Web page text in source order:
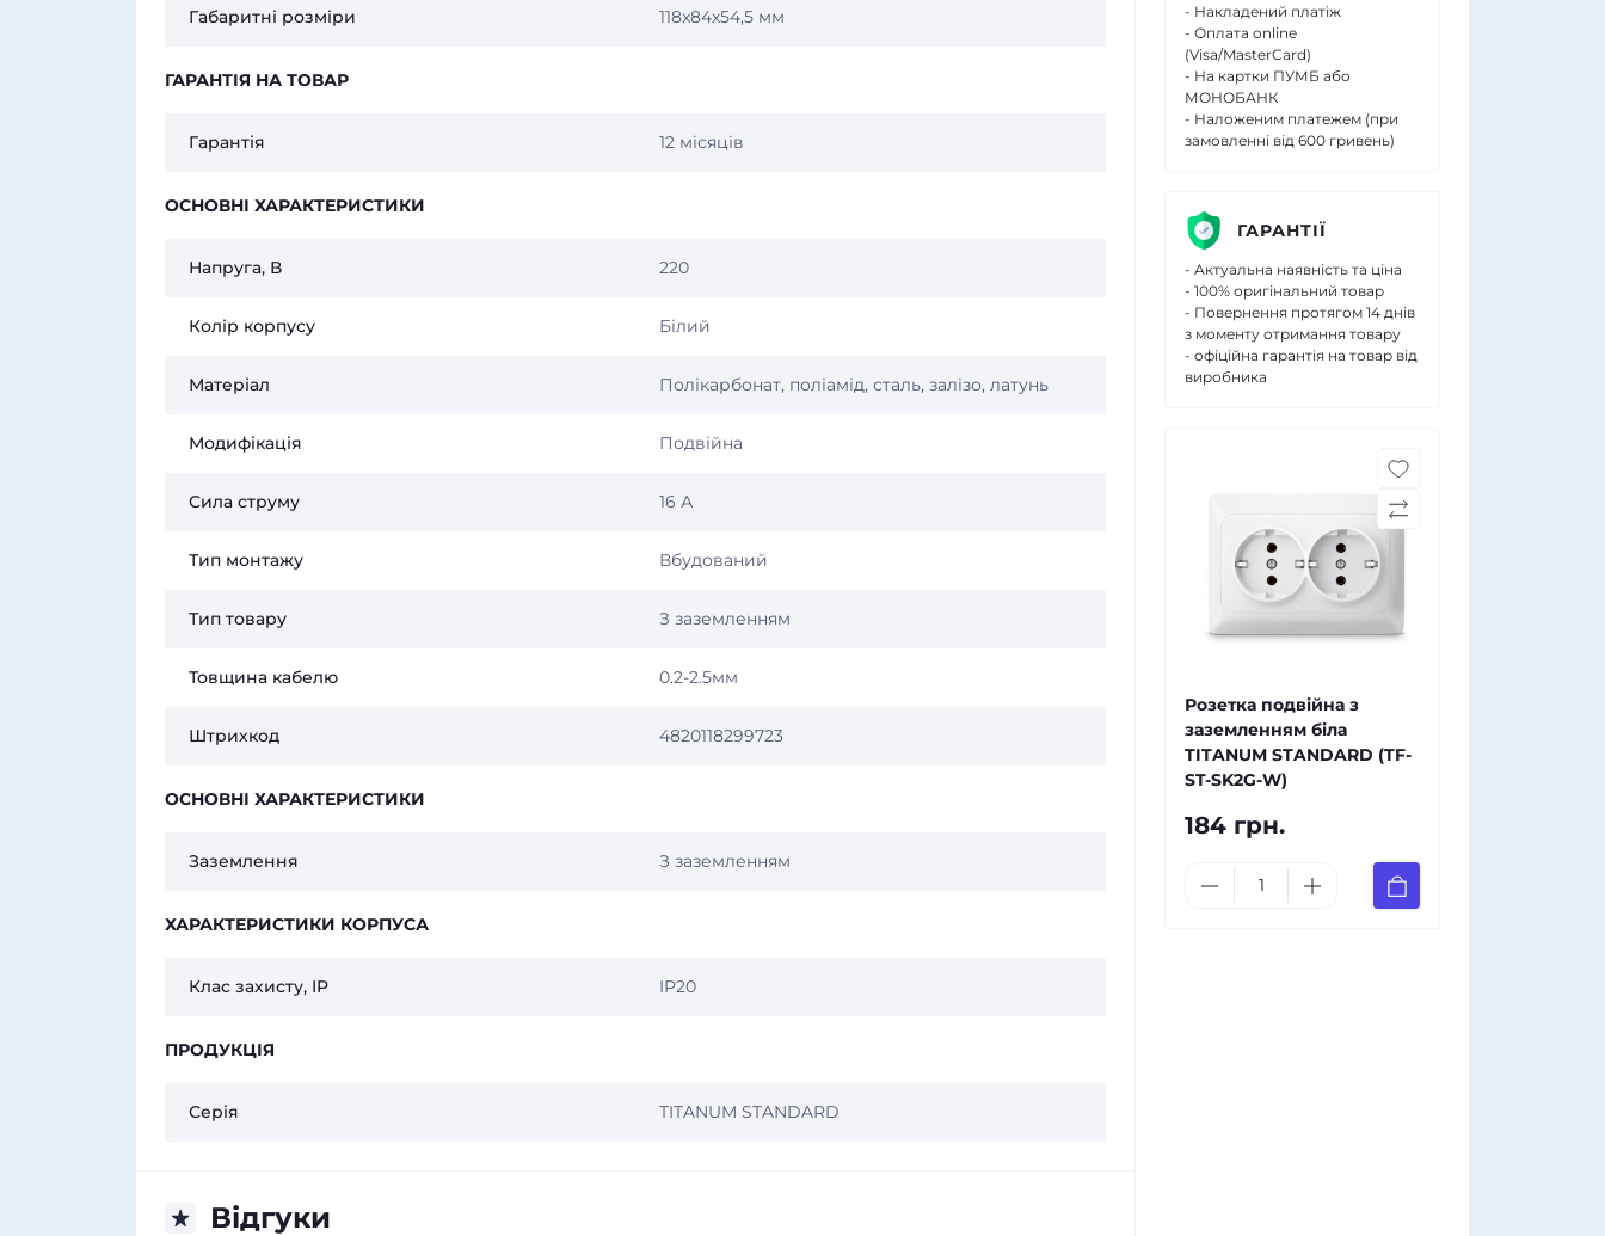
Габаритні розміри 118x84х54,5 мм
ГАРАНТІЯ НА ТОВАР
Гарантія 12 місяців
ОСНОВНІ ХАРАКТЕРИСТИКИ
Напруга, В 220
Колір корпусу Білий
Матеріал Полікарбонат, поліамід, сталь, залізо, латунь
Модифікація Подвійна
Сила струму 16 А
Тип монтажу Вбудований
Тип товару З заземленням
Товщина кабелю 0.2-2.5мм
Штрихкод 4820118299723
ОСНОВНІ ХАРАКТЕРИСТИКИ
Заземлення З заземленням
ХАРАКТЕРИСТИКИ КОРПУСА
Клас захисту, IP IP20
ПРОДУКЦІЯ
Серія TITANUM STANDARD
Відгуки
- Накладений платіж
- Оплата online
(Visa/MasterCard)
- На картки ПУМБ або
МОНОБАНК
- Наложеним платежем (при
замовленні від 600 гривень)
ГАРАНТІЇ
- Актуальна наявність та ціна
- 100% оригінальний товар
- Повернення протягом 14 днів
з моменту отримання товару
- офіційна гарантія на товар від
виробника
Розетка подвійна з
заземленням біла
TITANUM STANDARD (TF-
ST-SK2G-W)
184 грн.